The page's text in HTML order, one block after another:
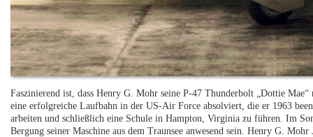
Faszinierend ist, dass Henry G. Mohr seine P-47 Thunderbolt „Dottie
eine erfolgreiche Laufbahn in der US-Air Force absolviert, die er 1963
arbeiten und schließlich eine Schule in Hampton, Virginia zu führen. Im
Bergung seiner Maschine aus dem Traunsee anwesend sein. Henry G.